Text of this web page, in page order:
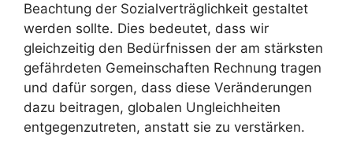
Beachtung der Sozialverträglichkeit gestaltet
werden sollte. Dies bedeutet, dass wir
gleichzeitig den Bedürfnissen der am stärksten
gefährdeten Gemeinschaften Rechnung tragen
und dafür sorgen, dass diese Veränderungen
dazu beitragen, globalen Ungleichheiten
entgegenzutreten, anstatt sie zu verstärken.